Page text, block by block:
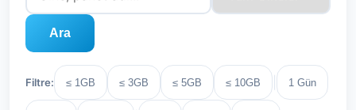
Ara
Filtre: ≤ 1GB ≤ 3GB ≤ 5GB ≤ 10GB 1 Gün